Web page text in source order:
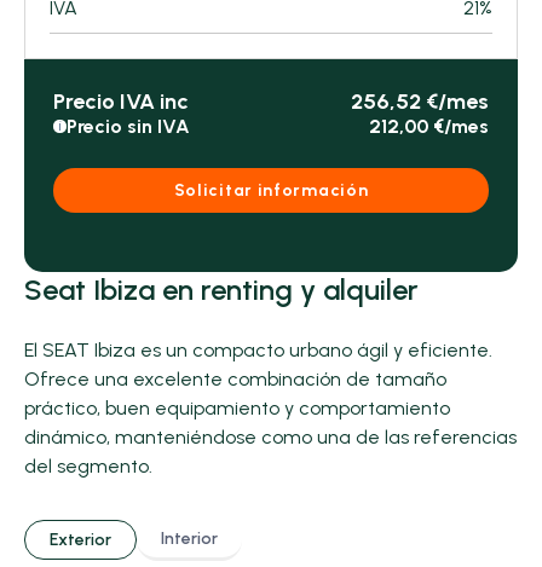
IVA
21%
Precio IVA inc 256,52 €/mes
i Precio sin IVA 212,00 €/mes
Solicitar información
Seat Ibiza en renting y alquiler
El SEAT Ibiza es un compacto urbano ágil y eficiente.
Ofrece una excelente combinación de tamaño
práctico, buen equipamiento y comportamiento
dinámico, manteniéndose como una de las referencias
del segmento.
Exterior Interior